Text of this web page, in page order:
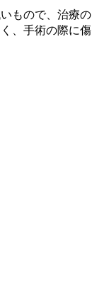
もので、治療の
、手術の際に傷